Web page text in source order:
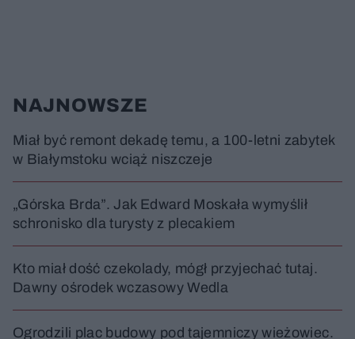
NAJNOWSZE
Miał być remont dekadę temu, a 100-letni zabytek
w Białymstoku wciąż niszczeje
„Górska Brda”. Jak Edward Moskała wymyślił
schronisko dla turysty z plecakiem
Kto miał dość czekolady, mógł przyjechać tutaj.
Dawny ośrodek wczasowy Wedla
Ogrodzili plac budowy pod tajemniczy wieżowiec.